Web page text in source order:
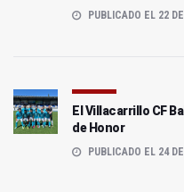
PUBLICADO EL 22
El Villacarrillo CF
de Honor
PUBLICADO EL 24